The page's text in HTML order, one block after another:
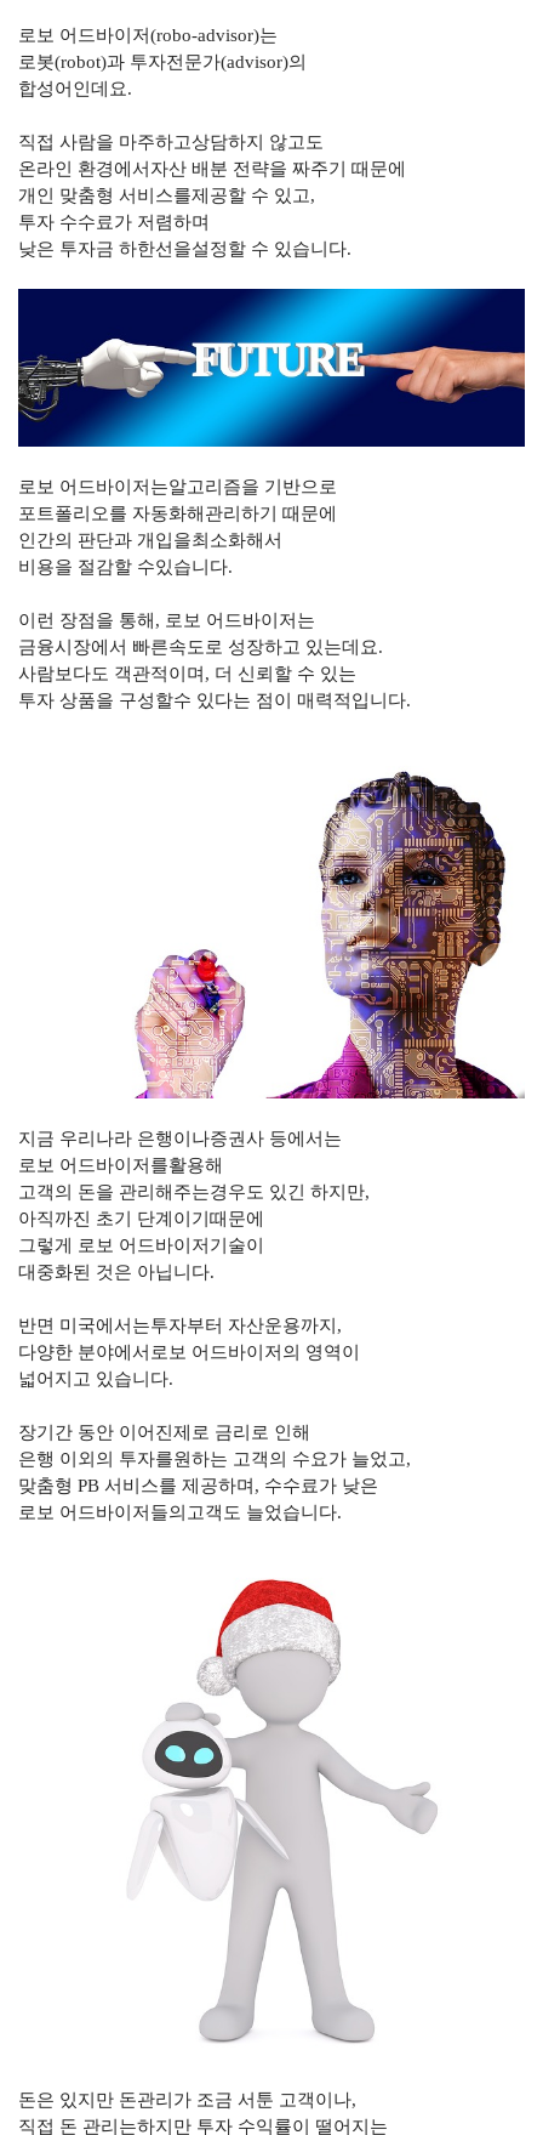
로보 어드바이저(robo-advisor)는
로봇(robot)과 투자전문가(advisor)의
합성어인데요.
직접 사람을 마주하고상담하지 않고도
온라인 환경에서자산 배분 전략을 짜주기 때문에
개인 맞춤형 서비스를제공할 수 있고,
투자 수수료가 저렴하며
낮은 투자금 하한선을설정할 수 있습니다.
로보 어드바이저는알고리즘을 기반으로
포트폴리오를 자동화해관리하기 때문에
인간의 판단과 개입을최소화해서
비용을 절감할 수있습니다.
이런 장점을 통해 , 로보 어드바이저는
금융시장에서 빠른속도로 성장하고 있는데요.
사람보다도 객관적이며 , 더 신뢰할 수 있는
투자 상품을 구성할수 있다는 점이 매력적입니다.
지금 우리나라 은행이나증권사 등에서는
로보 어드바이저를활용해
고객의 돈을 관리해주는경우도 있긴 하지만,
아직까진 초기 단계이기때문에
그렇게 로보 어드바이저기술이
대중화된 것은 아닙니다.
반면 미국에서는투자부터 자산운용까지 ,
다양한 분야에서로보 어드바이저의 영역이
넓어지고 있습니다.
장기간 동안 이어진제로 금리로 인해
은행 이외의 투자를원하는 고객의 수요가 늘었고,
맞춤형 PB 서비스를 제공하며 , 수수료가 낮은
로보 어드바이저들의고객도 늘었습니다.
돈은 있지만 돈관리가 조금 서툰 고객이나,
직접 돈 관리는하지만 투자 수익률이 떨어지는